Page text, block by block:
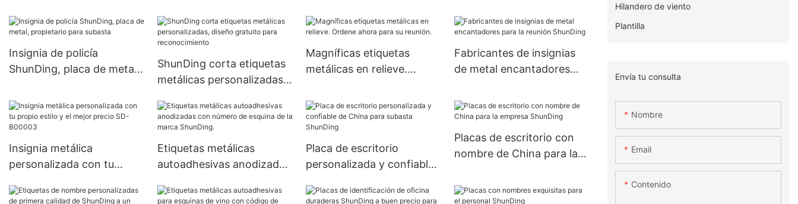
Insignia de policía
ShunDing, placa de metal,
ShunDing corta etiquetas
metálicas personalizadas,
reconocimiento
Magníficas etiquetas
metálicas en relieve.
reunión.
Fabricantes de insignias
de metal encantadores
Insignia metálica
personalizada con tu
precio SD-B00003
Etiquetas metálicas
autoadhesivas anodizadas
la marca ShunDing.
Placa de escritorio
personalizada y confiable
ShunDing
Placas de escritorio con
nombre de China para la
Hilandero de viento
Plantilla
Envía tu consulta
Nombre
Email
Contenido